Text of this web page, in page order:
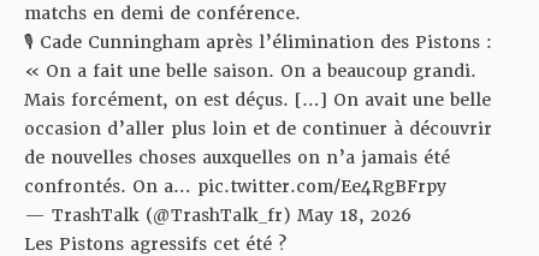
matchs en demi de conférence.
🎙️ Cade Cunningham après l’élimination des Pistons :
« On a fait une belle saison. On a beaucoup grandi.
Mais forcément, on est déçus. […] On avait une belle
occasion d’aller plus loin et de continuer à découvrir
de nouvelles choses auxquelles on n’a jamais été
confrontés. On a… pic.twitter.com/Ee4RgBFrpy
— TrashTalk (@TrashTalk_fr) May 18, 2026
Les Pistons agressifs cet été ?